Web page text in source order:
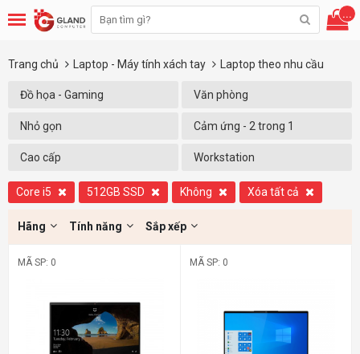
...
Trang chủ Laptop - Máy tính xách tay Laptop theo nhu cầu
Đồ họa - Gaming Văn phòng
Nhỏ gọn Cảm ứng - 2 trong 1
Cao cấp Workstation
Core i5 512GB SSD Không Xóa tất cả
Hãng Tính năng Sắp xếp
MÃ SP: 0 MÃ SP: 0